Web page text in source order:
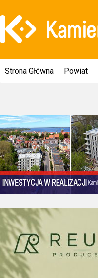
Strona Główna Powiat